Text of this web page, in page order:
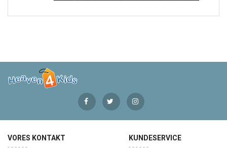
VORES KONTAKT KUNDESERVICE